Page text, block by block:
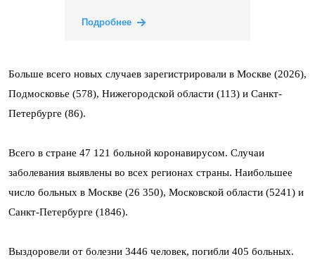
Подробнее
Больше всего новых случаев зарегистрировали в Москве (2026),
Подмосковье (578), Нижегородской области (113) и Санкт-
Петербурге (86).
Всего в стране 47 121 больной коронавирусом. Случаи
заболевания выявлены во всех регионах страны. Наибольшее
число больных в Москве (26 350), Московской области (5241) и
Санкт-Петербурге (1846).
Выздоровели от болезни 3446 человек, погибли 405 больных.